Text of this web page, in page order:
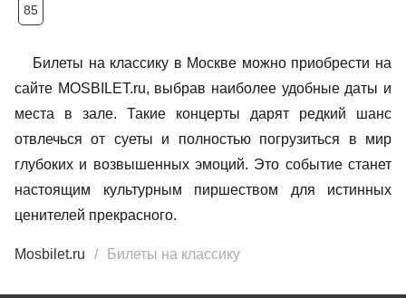
85
Билеты на классику в Москве можно приобрести на
сайте MOSBILET.ru, выбрав наиболее удобные даты и
места в зале. Такие концерты дарят редкий шанс
отвлечься от суеты и полностью погрузиться в мир
глубоких и возвышенных эмоций. Это событие станет
настоящим культурным пиршеством для истинных
ценителей прекрасного.
Mosbilet.ru Билеты на классику